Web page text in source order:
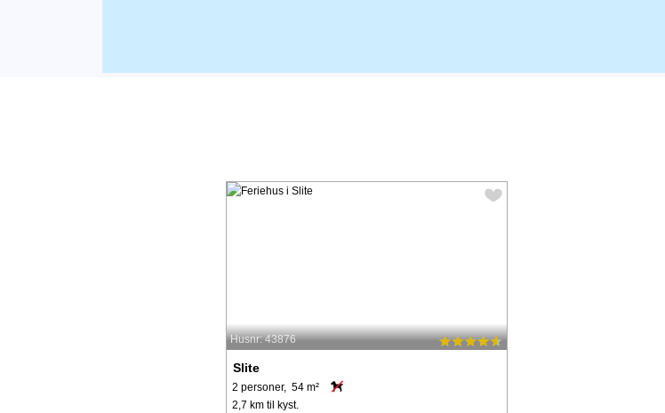
Husnr: 43876
Slite
2 personer, 54 m²
2,7 km til kyst.